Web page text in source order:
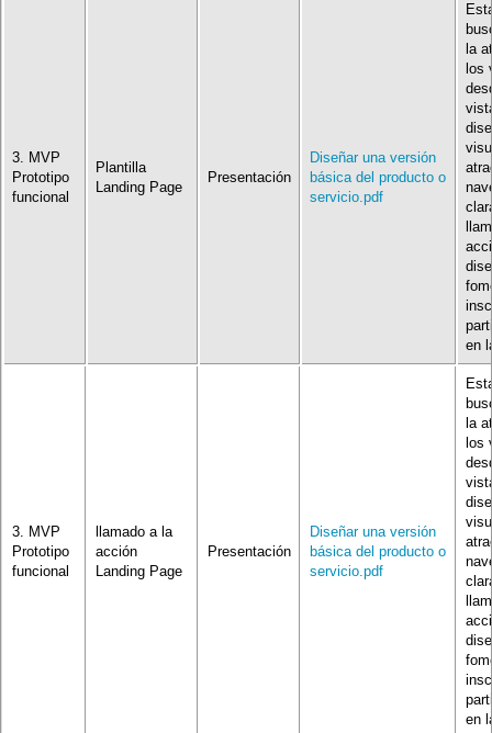
3. MVP
Prototipo
funcional
Plantilla
Landing Page
Presentación
Diseñar una versión
básica del producto o
servicio.pdf
la
los
en
3. MVP
Prototipo
funcional
llamado a la
acción
Landing Page
Presentación
Diseñar una versión
básica del producto o
servicio.pdf
la
los
en